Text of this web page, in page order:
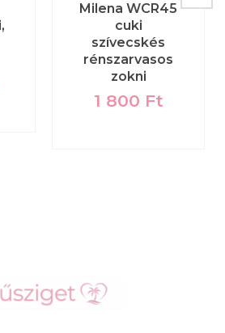
Milena WCR45
cuki
szívecskés
rénszarvasos
zokni
1 800 Ft